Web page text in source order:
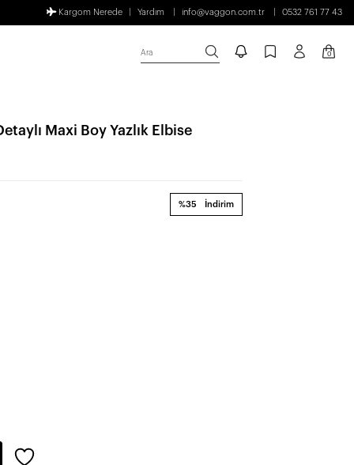
Kargom Nerede Yardım info@vaggon.com.tr 0532 761 77 43
Ara 0
Maxi Boy Yazlık Elbise
%35 İndirim